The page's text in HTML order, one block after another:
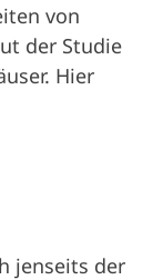
von
der Studie
Hier
jenseits der